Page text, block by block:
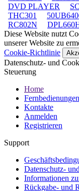
DVD PLAYER
THC301
RC802N
Diese Website nutzt
unserer Website zu
Cookie-Richtlinie
Datenschutz- und
Steuerung
Home
Fernbedienungen
Kontakte
Anmelden
Registrieren
Support
Datenschutz-
Informationen
Rückgabe- und